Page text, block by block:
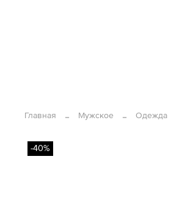
Главная Мужское Одежда
-40%